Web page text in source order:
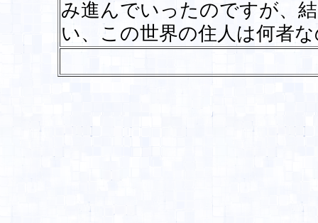
み進んでいったのですが、
い、この世界の住人は何者